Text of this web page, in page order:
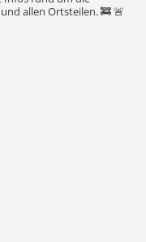
allen Ortsteilen. 🚒 🚨